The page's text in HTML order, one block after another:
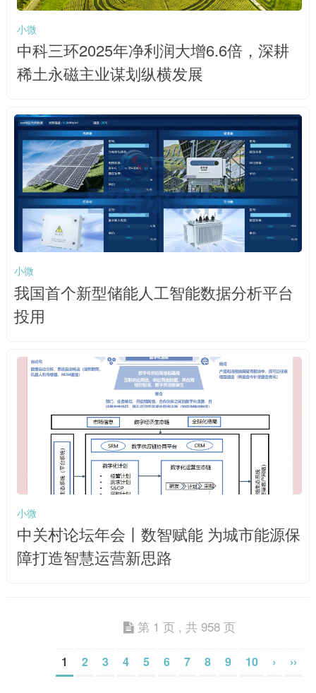
小微
中科三环2025年净利润大增6.6倍，深耕
稀土永磁主业谋划纵横发展
小微
我国首个新型储能人工智能数据分析平台
投用
小微
中关村论坛年会丨数智赋能 为城市能源保
障打造智慧运营新思路
第 1 页 , 共 958 页
1 2 3 4 5 6 7 8 9 10 › ››